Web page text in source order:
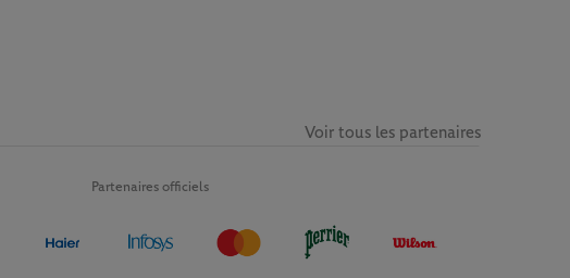
Partenaires officiels
Voir tous les partenaires